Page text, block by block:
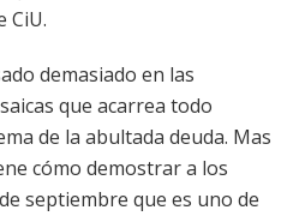
CiU.
demasiado en las
que acarrea todo
de la abultada deuda. Mas
cómo demostrar a los
septiembre que es uno de